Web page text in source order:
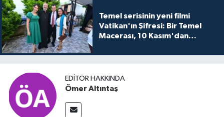
Temel serisinin yeni filmi
Vatikan'ın Şifresi: Bir Temel
Macerası, 10 Kasım'dan
buluşuyo
EDITÖR HAKKINDA
Ömer Altıntaş